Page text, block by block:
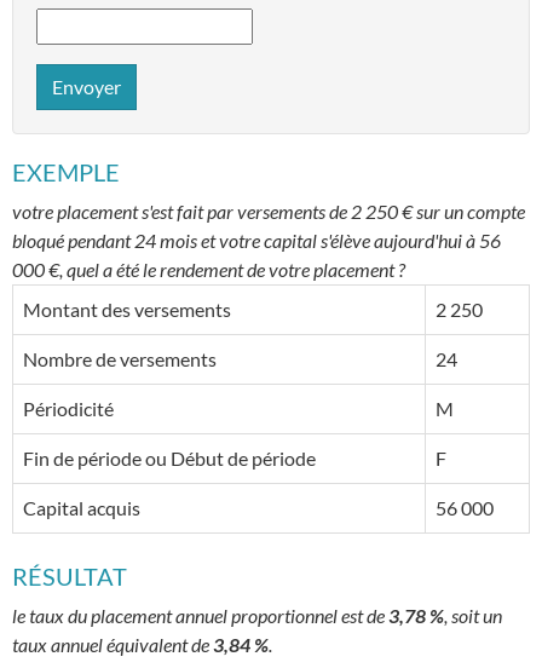
Envoyer
EXEMPLE
votre placement s'est fait par versements de 2 250 € sur un compte
bloqué pendant 24 mois et votre capital s'élève aujourd'hui à 56
000 €, quel a été le rendement de votre placement ?
Montant des versements
2 250
Nombre de versements 24
Périodicité M
Fin de période ou Début de période F
Capital acquis 56 000
RÉSULTAT
le taux du placement annuel proportionnel est de3,78 %, soit un
taux annuel équivalent de3,84 %.